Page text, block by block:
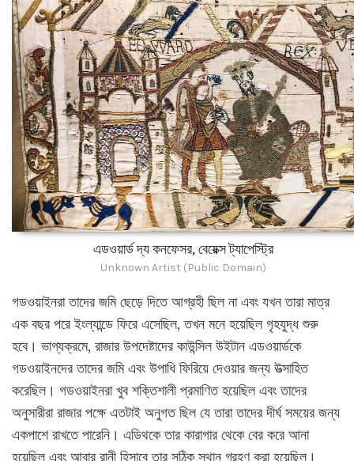
এডওয়ার্ড দ্য কনফেসর, বেয়েক্স ট্যাপেস্ট্রি
Unknown Artist (Public Domain)
গডওয়াইনরা তাদের জমি ছেড়ে দিতে আগ্রহী ছিল না এবং যখন তারা মাত্র
এক বছর পরে ইংল্যান্ডে ফিরে এসেছিল, তখন মনে হয়েছিল গৃহযুদ্ধ শুরু
হবে। ভাগ্যক্রমে, রাজার উপদেষ্টাদের কাউন্সিল উইটান এডওয়ার্ডকে
গডওয়াইনদের তাদের জমি এবং উপাধি ফিরিয়ে দেওয়ার জন্য উত্সাহিত
করেছিল। গডওয়াইনরা খুব শক্তিশালী প্রমাণিত হয়েছিল এবং তাদের
অনুসারীরা রাজার পক্ষে এতটাই অনুগত ছিল যে তারা তাদের দীর্ঘ সময়ের জন্য
একপাশে রাখতে পারেনি। এডিথকে তার কারাগার থেকে বের করে আনা
হয়েছিল এবং আবার রানী হিসাবে তার সঠিক স্থান গ্রহণ করা হয়েছিল।